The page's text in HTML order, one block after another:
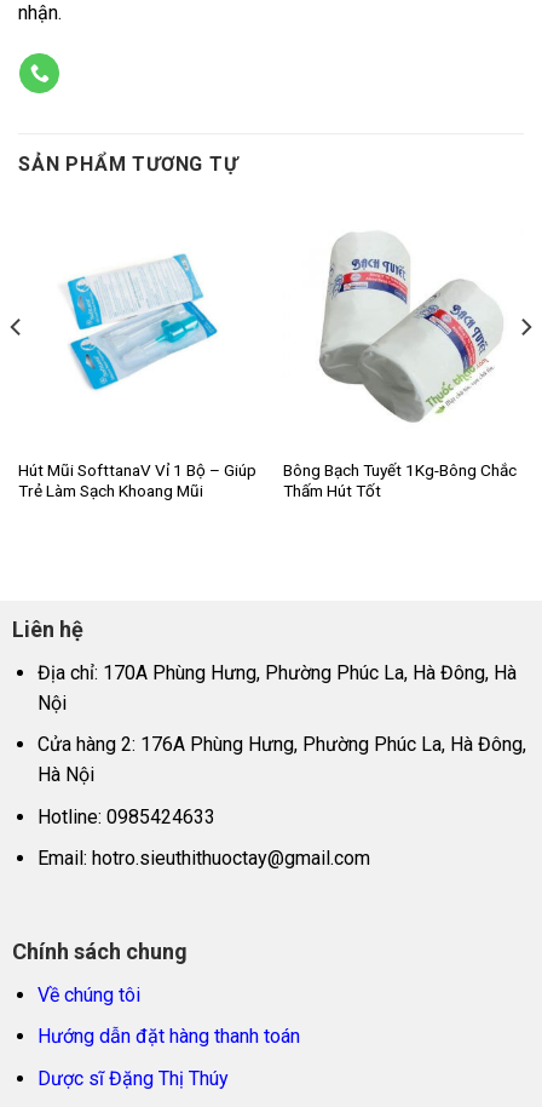
nhận.
SẢN PHẨM TƯƠNG TỰ
Hút Mũi SofttanaV Vỉ 1 Bộ – Giúp
Trẻ Làm Sạch Khoang Mũi
Bông Bạch Tuyết 1Kg-Bông Chắc
Thấm Hút Tốt
Liên hệ
Địa chỉ: 170A Phùng Hưng, Phường Phúc La, Hà Đông, Hà
Nội
Cửa hàng 2: 176A Phùng Hưng, Phường Phúc La, Hà Đông,
Hà Nội
Hotline: 0985424633
Email: hotro.sieuthithuoctay@gmail.com
Chính sách chung
Về chúng tôi
Hướng dẫn đặt hàng thanh toán
Dược sĩ Đặng Thị Thúy